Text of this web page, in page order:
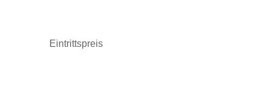
Eintrittspreis